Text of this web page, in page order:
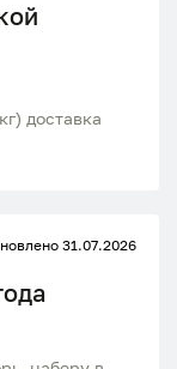
доставка
31.07.2026